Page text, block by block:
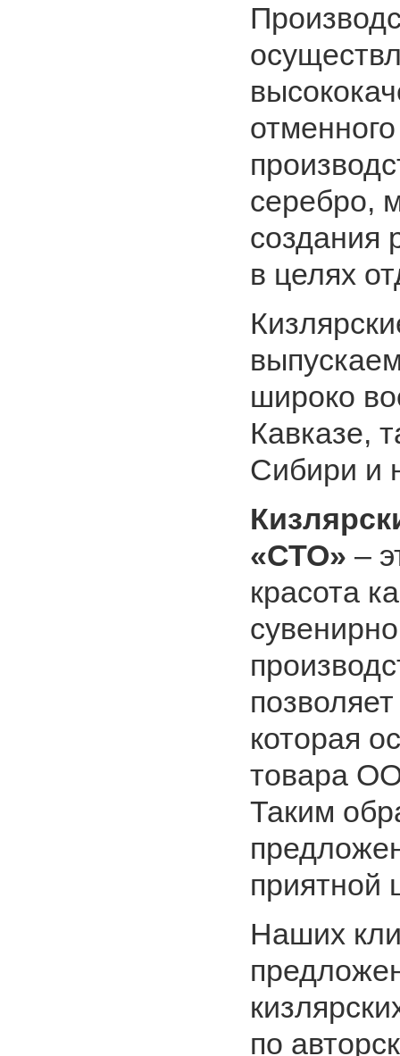
серебро,
создания
в целях
широко
Кавказе,
Сибири и
«СТО» –
красота
которая
товара
Таким
приятной
Наших
по